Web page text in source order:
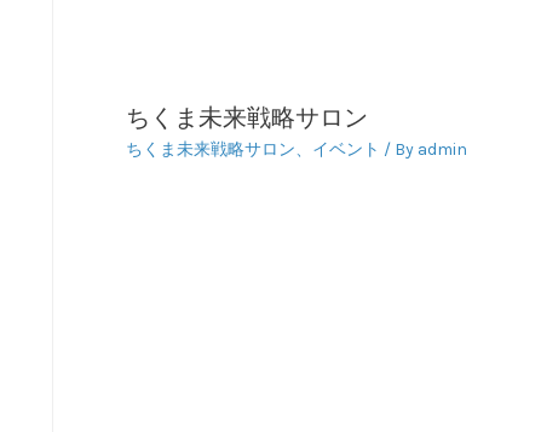
シ
ちくま未来戦略サロン
ちくま未来戦略サロン、 イベント / By admin